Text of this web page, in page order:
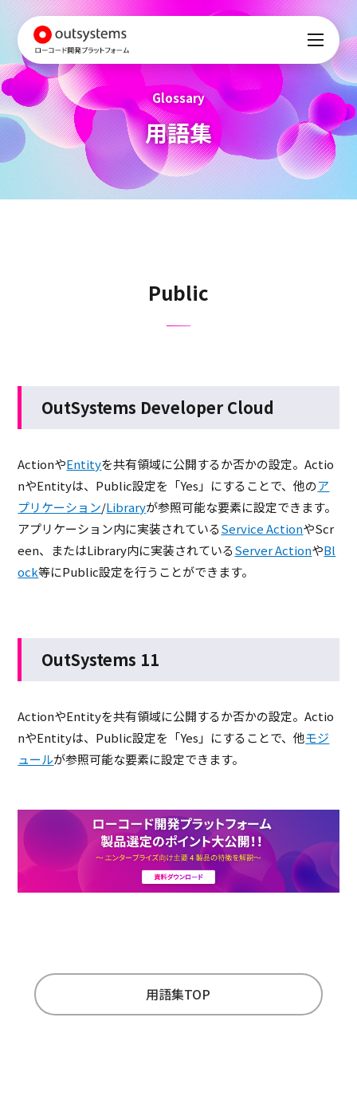
Glossary
用語集
Public
OutSystems Developer Cloud
ActionやEntityを共有領域に公開するか否かの設定。Actio
nやEntityは、Public設定を「Yes」にすることで、他のア
プリケーション/Libraryが参照可能な要素に設定できます。
アプリケーション内に実装されているService ActionやScr
een、またはLibrary内に実装されているServer ActionやBl
ock等にPublic設定を行うことができます。
OutSystems 11
ActionやEntityを共有領域に公開するか否かの設定。Actio
nやEntityは、Public設定を「Yes」にすることで、他モジ
ュールが参照可能な要素に設定できます。
用語集TOP